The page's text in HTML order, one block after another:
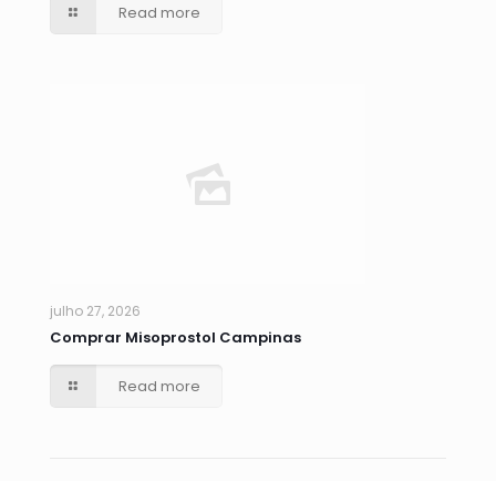
Read more
julho 27, 2026
Comprar Misoprostol Campinas
Read more